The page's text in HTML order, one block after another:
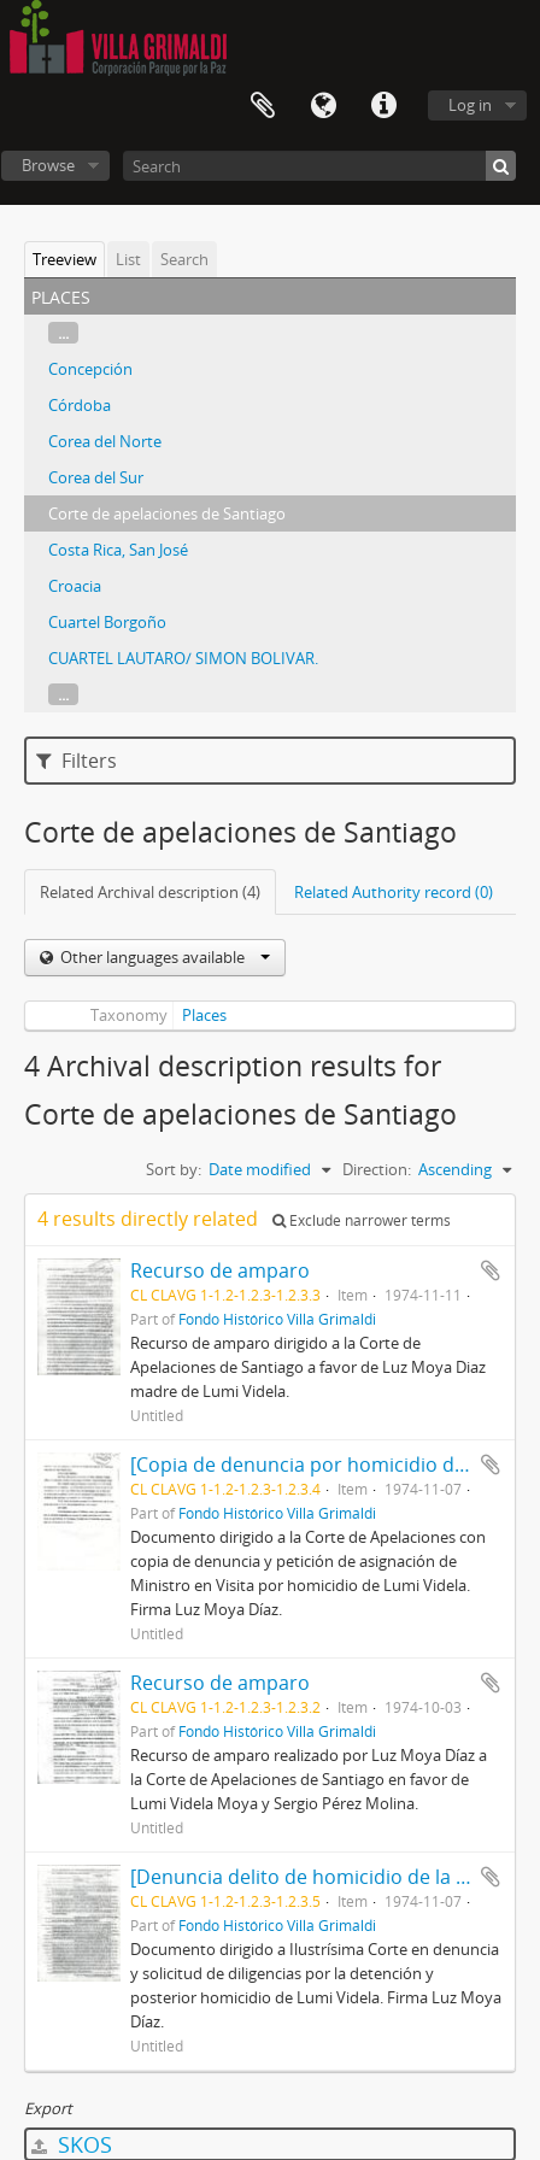
Log in
Browse
Treeview List Search
places
...
Concepción
Córdoba
Corea del Norte
Corea del Sur
Corte de apelaciones de Santiago
Costa Rica, San José
Croacia
Cuartel Borgoño
CUARTEL LAUTARO/ SIMON BOLIVAR.
...
Filters
Corte de apelaciones de Santiago
Related Archival description (4) Related Authority record (0)
Other languages available
Taxonomy Places
4 Archival description results for
Corte de apelaciones de Santiago
Sort by: Date modified Direction: Ascending
4 results directly related Exclude narrower terms
Recurso de amparo
CL CLAVG 1-1.2-1.2.3-1.2.3.3 Item
1974-11-11
Part ofFondo Histórico Villa Grimaldi
Recurso de amparo dirigido a la Corte de
Apelaciones de Santiago a favor de Luz Moya Diaz
madre de Lumi Videla.
Untitled
[Copia de denuncia por homicidio de Lumi Videla
CL CLAVG 1-1.2-1.2.3-1.2.3.4 Item
1974-11-07
Part ofFondo Histórico Villa Grimaldi
Documento dirigido a la Corte de Apelaciones con
copia de denuncia y petición de asignación de
Ministro en Visita por homicidio de Lumi Videla.
Firma Luz Moya Díaz.
Untitled
Recurso de amparo
CL CLAVG 1-1.2-1.2.3-1.2.3.2 Item
1974-10-03
Part ofFondo Histórico Villa Grimaldi
Recurso de amparo realizado por Luz Moya Díaz a
la Corte de Apelaciones de Santiago en favor de
Lumi Videla Moya y Sergio Pérez Molina.
Untitled
[Denuncia delito de homicidio de la amparada y...]
CL CLAVG 1-1.2-1.2.3-1.2.3.5 Item
1974-11-07
Part ofFondo Histórico Villa Grimaldi
Documento dirigido a Ilustrísima Corte en denuncia
y solicitud de diligencias por la detención y
posterior homicidio de Lumi Videla. Firma Luz Moya
Díaz.
Untitled
Export
SKOS